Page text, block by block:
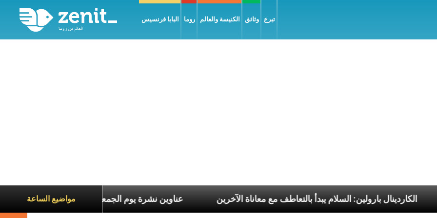
البابا فرنسيس روما الكنيسة والعالم وثائق تبرع
مواضيع الساعةعناوين نشرة يوم الجمعة 7 آب 2026: السلام يُبنى بصبر يومًا بعد يوم الكاردينال بارولين: السلام يبدأ بالتعاطف مع معاناة الآخرين